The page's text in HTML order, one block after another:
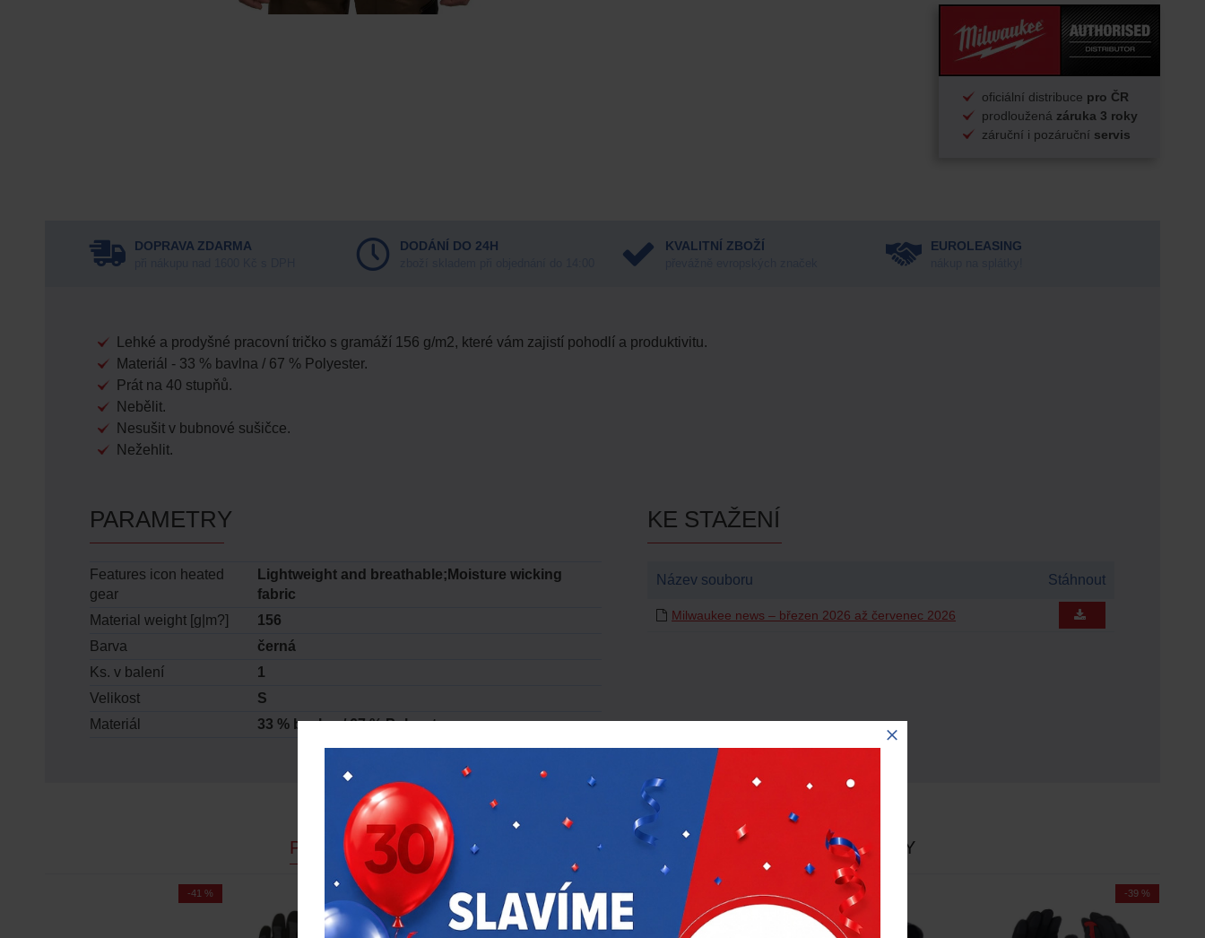
oficiální distribuce pro ČR
prodloužená záruka 3 roky
záruční i pozáruční servis
DOPRAVA ZDARMA DODÁNÍ DO 24H KVALITNÍ ZBOŽÍ EUROLEASING
Lehké a prodyšné pracovní tričko s gramáží 156 g/m2, které vám zajistí pohodlí a produktivitu.
Materiál - 33 % bavlna / 67 % Polyester.
Prát na 40 stupňů.
Nebělit.
Nesušit v bubnové sušičce.
Nežehlit.
PARAMETRY
Features icon heated
gear
Lightweight and breathable;Moisture wicking
fabric
Material weight [g|m?]
156
Barva
černá
Ks. v balení
1
Velikost
S
Materiál
33 % bavlna / 67 % Polyester
KE STAŽENÍ
Název souboru Stáhnout
Milwaukee news – březen 2026 až červenec 2026
PODOBNÉ PRODUKTY AKČNÍ NABÍDKA DOPORUČUJEME NOVINKY
-41 % -17 % -17 %